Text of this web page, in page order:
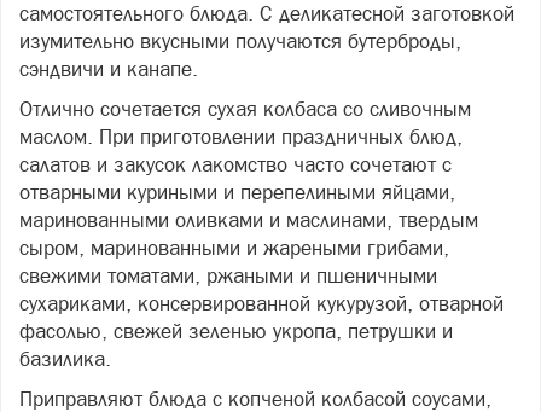
самостоятельного блюда. С деликатесной заготовкой
изумительно вкусными получаются бутерброды,
сэндвичи и канапе.
Отлично сочетается сухая колбаса со сливочным
маслом. При приготовлении праздничных блюд,
салатов и закусок лакомство часто сочетают с
отварными куриными и перепелиными яйцами,
маринованными оливками и маслинами, твердым
сыром, маринованными и жареными грибами,
свежими томатами, ржаными и пшеничными
сухариками, консервированной кукурузой, отварной
фасолью, свежей зеленью укропа, петрушки и
базилика.
Приправляют блюда с копченой колбасой соусами,